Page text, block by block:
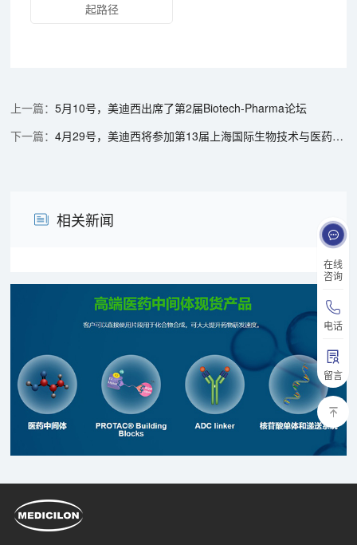
在线
咨询
电话
留言
起路径
5月10号，美迪西出席了第2届Biotech-Pharma论坛
4月29号，美迪西将参加第13届上海国际生物技术与医药研讨会
相关新闻